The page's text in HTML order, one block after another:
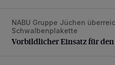
Vorbildlicher Einsatz für den
NABU Gruppe Jüchen
Schwalbenplakette
Vorbildlicher Einsatz für